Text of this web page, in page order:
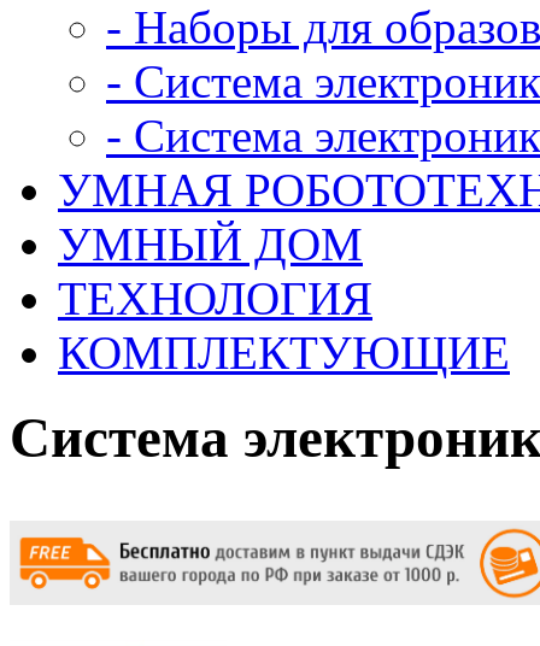
- Наборы для
- Система
- Система
УМНАЯ
УМНЫЙ ДОМ
ТЕХНОЛОГИЯ
КОМПЛЕКТУЮЩИЕ
Система